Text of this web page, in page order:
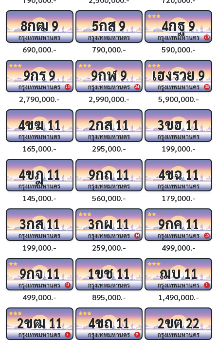
8กฒ9
กรุงเทพมหานคร
690,000.-
5กส9
กรุงเทพมหานคร
790,000.-
23
4กฐ9
กรุงเทพมหานคร
590,000.-
23
9กร9
กรุงเทพมหานคร
2,790,000.-
24
9กฬ9
กรุงเทพมหานคร
2,990,000.-
36
เฮงรวย9
กรุงเทพมหานคร
5,900,000.-
4ขฆ11
กรุงเทพมหานคร
165,000.-
2กส11
กรุงเทพมหานคร
295,000.-
3ขฮ11
กรุงเทพมหานคร
199,000.-
4ขฎ11
กรุงเทพมหานคร
145,000.-
9กถ11
กรุงเทพมหานคร
560,000.-
4ขฉ11
กรุงเทพมหานคร
179,000.-
3กส11
กรุงเทพมหานคร
199,000.-
14
3กผ11
กรุงเทพมหานคร
259,000.-
16
9กค11
กรุงเทพมหานคร
499,000.-
18
9กจ11
กรุงเทพมหานคร
499,000.-
1ขช11
กรุงเทพมหานคร
895,000.-
9
ฌบ11
กรุงเทพมหานคร
1,490,000.-
9
2ขฒ11
กรุงเทพมหานคร 9
4ขถ11
กรุงเทพมหานคร
2ขต22
กรุงเทพมหานคร